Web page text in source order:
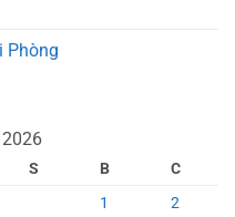
Phòng
S B
C
1
2